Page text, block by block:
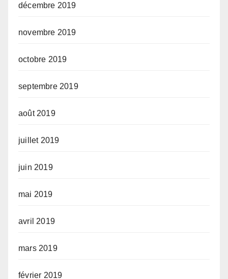
décembre 2019
novembre 2019
octobre 2019
septembre 2019
août 2019
juillet 2019
juin 2019
mai 2019
avril 2019
mars 2019
février 2019